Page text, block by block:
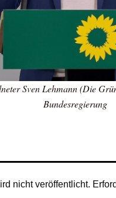
Sven Lehmann (Die
Bundesregierung
nicht veröffentlicht.